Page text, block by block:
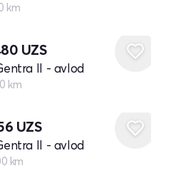
km
UZS
II - avlod
km
UZS
II - avlod
km